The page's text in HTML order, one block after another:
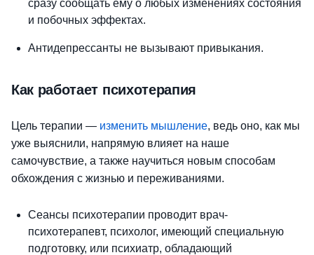
сразу сообщать ему о любых изменениях состояния
и побочных эффектах.
Антидепрессанты не вызывают привыкания.
Как работает психотерапия
Цель терапии — изменить мышление, ведь оно, как мы
уже выяснили, напрямую влияет на наше
самочувствие, а также научиться новым способам
обхождения с жизнью и переживаниями.
Сеансы психотерапии проводит врач-
психотерапевт, психолог, имеющий специальную
подготовку, или психиатр, обладающий